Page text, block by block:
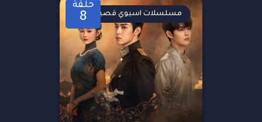
حلقة
8 مسلسلات اسيوي قصيرة